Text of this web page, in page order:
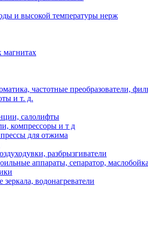
и высокой температуры нерж
частотные преобразователи,
и т. д.
салолифты
компрессоры и т д
для отжима
разбрызгиватели
аппараты, сепаратор, маслобойка
водонагреватели